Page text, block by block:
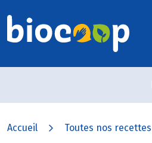
Accueil Toutes nos recettes